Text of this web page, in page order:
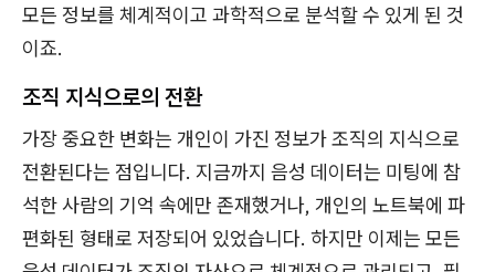
모든 정보를 체계적이고 과학적으로 분석할 수 있게 된 것
이죠.
조직 지식으로의 전환
가장 중요한 변화는 개인이 가진 정보가 조직의 지식으로
전환된다는 점입니다. 지금까지 음성 데이터는 미팅에 참
석한 사람의 기억 속에만 존재했거나, 개인의 노트북에 파
편화된 형태로 저장되어 있었습니다. 하지만 이제는 모든